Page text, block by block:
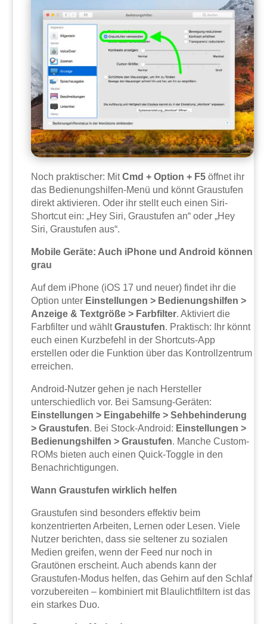
Noch praktischer: MitCmd + Option + F5 öffnet ihr
das Bedienungshilfen-Menü und könnt Graustufen
direkt aktivieren. Oder ihr stellt euch einen Siri-
Shortcut ein: „Hey Siri, Graustufen an“ oder „Hey
Siri, Graustufen aus“.
Mobile Geräte: Auch iPhone und Android können
grau
Auf dem iPhone (iOS 17 und neuer) findet ihr die
Option unter Einstellungen > Bedienungshilfen >
Anzeige & Textgröße > Farbfilter. Aktiviert die
Farbfilter und wähltGraustufen. Praktisch: Ihr könnt
euch einen Kurzbefehl in der Shortcuts-App
erstellen oder die Funktion über das Kontrollzentrum
erreichen.
Android-Nutzer gehen je nach Hersteller
unterschiedlich vor. Bei Samsung-Geräten:
Einstellungen > Eingabehilfe > Sehbehinderung
> Graustufen. Bei Stock-Android: Einstellungen >
Bedienungshilfen > Graustufen. Manche Custom-
ROMs bieten auch einen Quick-Toggle in den
Benachrichtigungen.
Wann Graustufen wirklich helfen
Graustufen sind besonders effektiv beim
konzentrierten Arbeiten, Lernen oder Lesen. Viele
Nutzer berichten, dass sie seltener zu sozialen
Medien greifen, wenn der Feed nur noch in
Grautönen erscheint. Auch abends kann der
Graustufen-Modus helfen, das Gehirn auf den Schlaf
vorzubereiten – kombiniert mit Blaulichtfiltern ist das
ein starkes Duo.